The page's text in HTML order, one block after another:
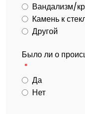
Вандализм/
Камень к
Другой
Было ли о
*
Да
Нет